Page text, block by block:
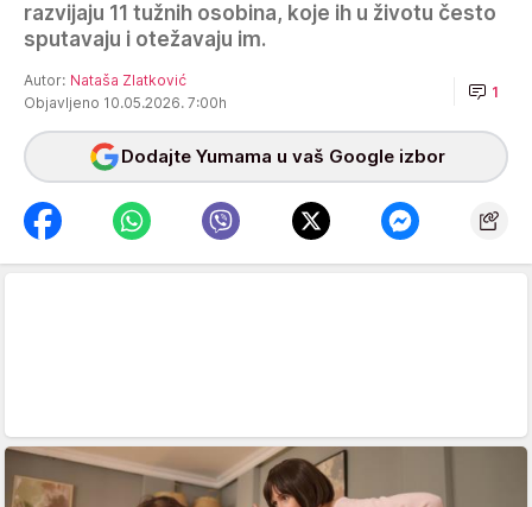
razvijaju 11 tužnih osobina, koje ih u životu često
sputavaju i otežavaju im.
Autor: Nataša Zlatković
Objavljeno 10.05.2026. 7:00h
1
Dodajte Yumama u vaš Google izbor